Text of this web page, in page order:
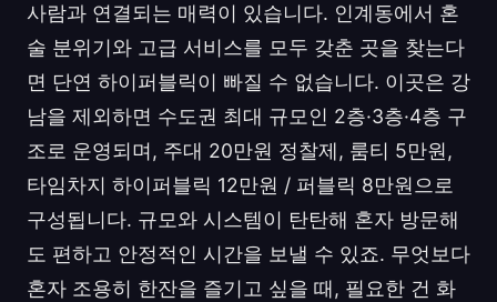
사람과 연결되는 매력이 있습니다. 인계동에서 혼
술 분위기와 고급 서비스를 모두 갖춘 곳을 찾는다
면 단연 하이퍼블릭이 빠질 수 없습니다. 이곳은 강
남을 제외하면 수도권 최대 규모인 2층·3층·4층 구
조로 운영되며, 주대 20만원 정찰제, 룸티 5만원,
타임차지 하이퍼블릭 12만원 / 퍼블릭 8만원으로
구성됩니다. 규모와 시스템이 탄탄해 혼자 방문해
도 편하고 안정적인 시간을 보낼 수 있죠. 무엇보다
혼자 조용히 한잔을 즐기고 싶을 때, 필요한 건 화